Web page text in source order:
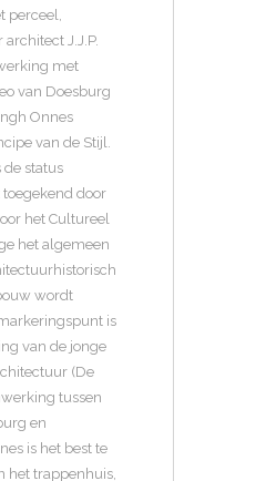
perceel,
J.J.P.
met
van Doesburg
Onnes
van de Stijl.
de status
door
het Cultureel
het algemeen
wordt
is
van de jonge
(De
tussen
en
is het best te
het trappenhuis,